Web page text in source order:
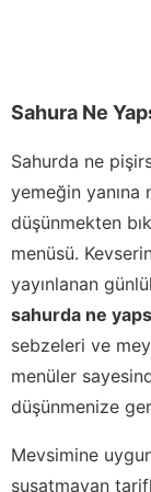
Sahura Ne
Sahurda ne
yemeğin yanına
düşünmekten
menüsü.
yayınlanan
sahurda ne
sebzeleri ve
menüler
düşünmenize
Mevsimine
susatmayan